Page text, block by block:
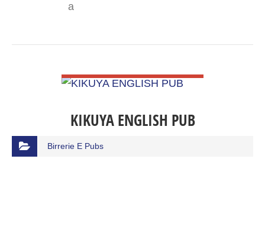
a
KIKUYA ENGLISH PUB
Birrerie E Pubs